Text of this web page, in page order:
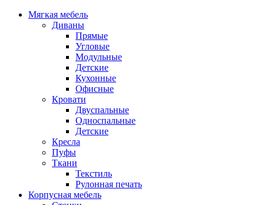
Мягкая мебель
Диваны
Прямые
Угловые
Модульные
Детские
Кухонные
Офисные
Кровати
Двуспальные
Односпальные
Детские
Кресла
Пуфы
Ткани
Текстиль
Рулонная печать
Корпусная мебель